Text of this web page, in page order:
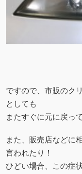
ですので、市販のク
としても
またすぐに元に戻っ
また、販売店などに
言われたり！
ひどい場合、この症